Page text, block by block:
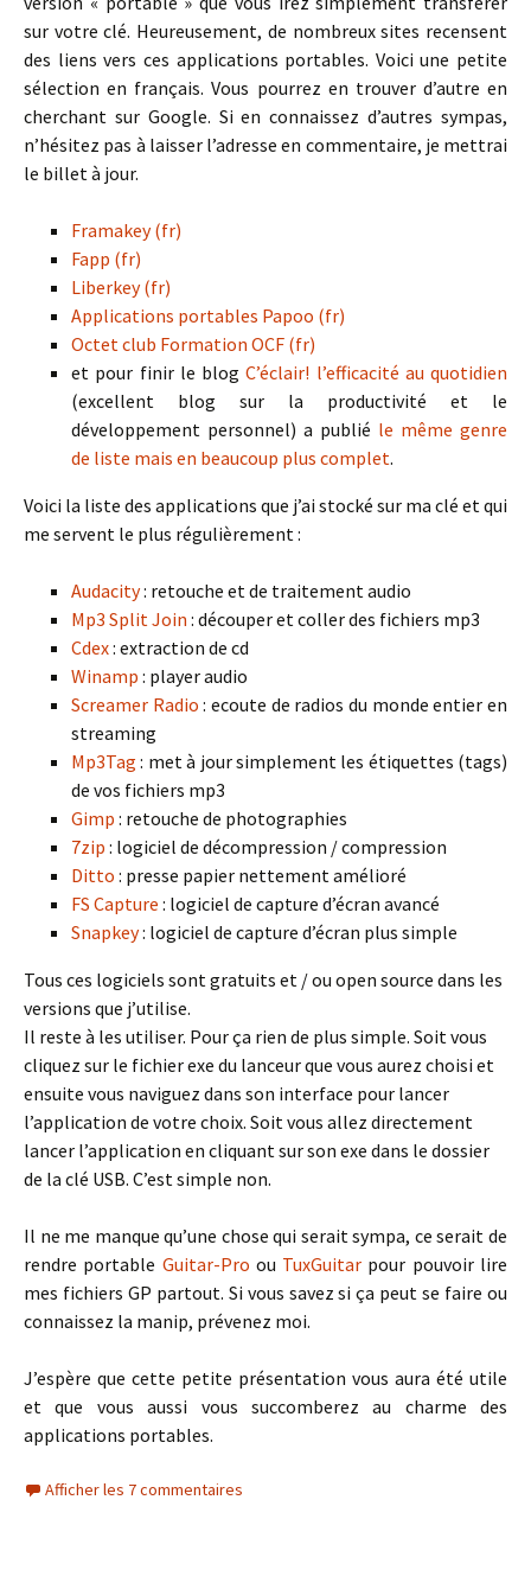
sur votre clé. Heureusement, de nombreux sites recensent
des liens vers ces applications portables. Voici une petite
sélection en français. Vous pourrez en trouver d’autre en
cherchant sur Google. Si en connaissez d’autres sympas,
n’hésitez pas à laisser l’adresse en commentaire, je mettrai
le billet à jour.
Framakey (fr)
Fapp (fr)
Liberkey (fr)
Applications portables Papoo (fr)
Octet club Formation OCF (fr)
et pour finir le blogC’éclair! l’efficacité au quotidien
(excellent blog sur la productivité et le
développement personnel) a publié le même genre
de liste mais en beaucoup plus complet.
Voici la liste des applications que j’ai stocké sur ma clé et qui
me servent le plus régulièrement :
Audacity: retouche et de traitement audio
Mp3 Split Join : découper et coller des fichiers mp3
Cdex: extraction de cd
Winamp : player audio
Screamer Radio : ecoute de radios du monde entier en
streaming
Mp3Tag : met à jour simplement les étiquettes (tags)
de vos fichiers mp3
Gimp : retouche de photographies
7zip : logiciel de décompression / compression
Ditto : presse papier nettement amélioré
FS Capture : logiciel de capture d’écran avancé
Snapkey: logiciel de capture d’écran plus simple
Tous ces logiciels sont gratuits et / ou open source dans les
versions que j’utilise.
Il reste à les utiliser. Pour ça rien de plus simple. Soit vous
cliquez sur le fichier exe du lanceur que vous aurez choisi et
ensuite vous naviguez dans son interface pour lancer
l’application de votre choix. Soit vous allez directement
lancer l’application en cliquant sur son exe dans le dossier
de la clé USB. C’est simple non.
Il ne me manque qu’une chose qui serait sympa, ce serait de
rendre portable Guitar-Pro ou TuxGuitar pour pouvoir lire
mes fichiers GP partout. Si vous savez si ça peut se faire ou
connaissez la manip, prévenez moi.
J’espère que cette petite présentation vous aura été utile
et que vous aussi vous succomberez au charme des
applications portables.
Afficher les 7 commentaires